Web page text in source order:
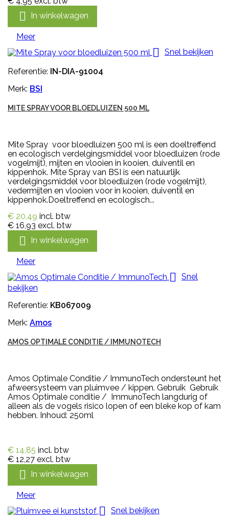
 In winkelwagen
Meer
 Snel bekijken
Referentie: IN-DIA-91004
Merk: BSI
MITE SPRAY VOOR BLOEDLUIZEN 500 ML
Mite Spray voor bloedluizen 500 ml is een doeltreffend
en ecologisch verdelgingsmiddel voor bloedluizen (rode
vogelmijt), mijten en vlooien in kooien, duiventil en
kippenhok. Mite Spray van BSI is een natuurlijk
verdelgingsmiddel voor bloedluizen (rode vogelmijt),
vedermijten en vlooien voor in kooien, duiventil en
kippenhok.Doeltreffend en ecologisch...
€ 20,49 incl. btw
€ 16,93 excl. btw
 In winkelwagen
Meer
 Snel
bekijken
Referentie: KB067009
Merk: Amos
AMOS OPTIMALE CONDITIE / IMMUNOTECH
Amos Optimale Conditie / ImmunoTech ondersteunt het
afweersysteem van pluimvee / kippen. Gebruik Gebruik
Amos Optimale conditie / ImmunoTech langdurig of
alleen als de vogels risico lopen of een bleke kop of kam
hebben. Inhoud: 250ml
€ 14,85 incl. btw
€ 12,27 excl. btw
 In winkelwagen
Meer
 Snel bekijken